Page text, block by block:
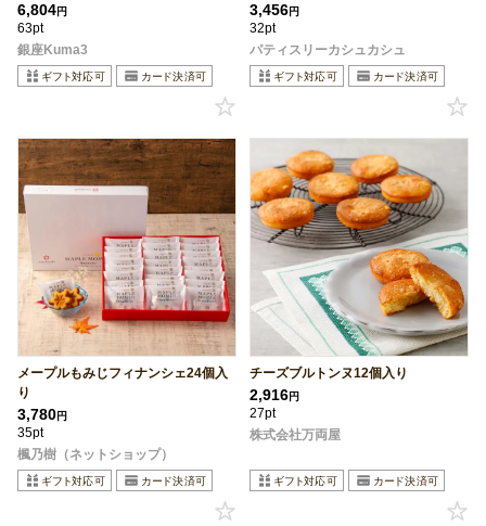
6,804円
63pt
銀座Kuma3
3,456円
32pt
パティスリーカシュカシュ
メープルもみじフィナンシェ24個入
り
3,780円
35pt
楓乃樹（ネットショップ）
チーズブルトンヌ12個入り
2,916円
27pt
株式会社万両屋